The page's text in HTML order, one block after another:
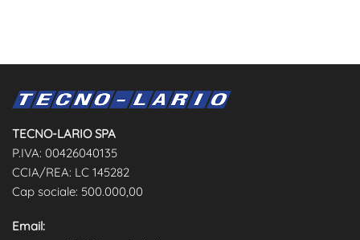
TECNO-LARIO SPA
P.IVA: 00426040135
CCIA/REA: LC 145282
Cap sociale: 500.000,00
Email: